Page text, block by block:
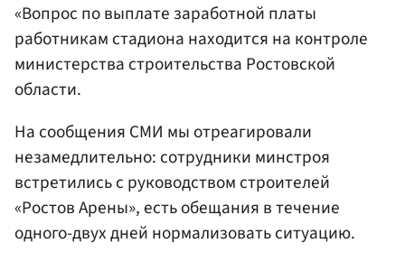
«Вопрос по выплате заработной платы
работникам стадиона находится на контроле
министерства строительства Ростовской
области.
На сообщения СМИ мы отреагировали
незамедлительно: сотрудники минстроя
встретились с руководством строителей
«Ростов Арены», есть обещания в течение
одного-двух дней нормализовать ситуацию.